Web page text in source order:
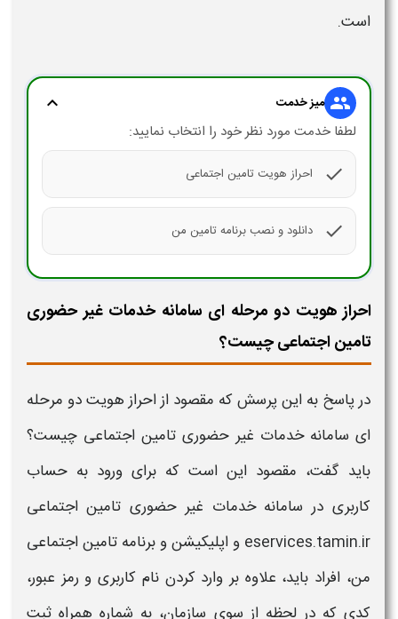
است.
group میز خدمت expand_more
لطفا خدمت مورد نظر خود را انتخاب نمایید:
check احراز هویت تامین اجتماعی
check دانلود و نصب برنامه تامین من
احراز هویت دو مرحله ای سامانه خدمات غیر حضوری
تامین اجتماعی چیست؟
در پاسخ به این پرسش که مقصود ازاحراز هویت دو مرحله
ای سامانه خدمات غیر حضوری تامین اجتماعی چیست؟
باید گفت، مقصود این است که برای ورود به حساب
کاربری در سامانه خدمات غیر حضوری تامین اجتماعی
eservices.tamin.ir و اپلیکیشن و برنامه
تامین اجتماعی
من، افراد باید، علاوه بر وارد کردن نام کاربری و رمز عبور،
کدی که در لحظه از سوی سازمان، به شماره همراه ثبت